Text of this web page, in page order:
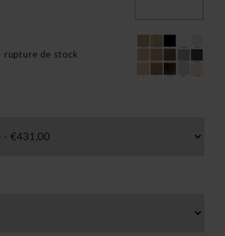
rupture de stock